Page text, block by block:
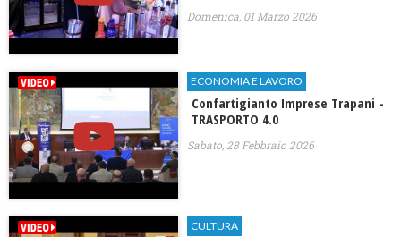
Domenica, 01 Marzo 2026
ECONOMIA E LAVORO
Confartigianto Imprese Trapani -
TRASPORTO 4.0
Sabato, 28 Febbraio 2026
CULTURA